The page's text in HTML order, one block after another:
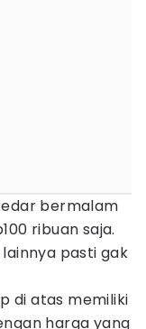
bermalam
ribuan saja.
pasti gak
di atas memiliki
harga yang